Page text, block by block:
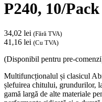
P240, 10/Pack
34,02 lei (Fără TVA)
41,16 lei (Cu TVA)
(Disponibil pentru pre-
Multifuncționalul și clasicul
șlefuirea chitului, grundurilor,
gamă largă de alte materiale